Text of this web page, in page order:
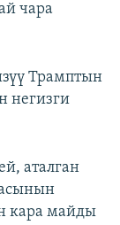
чара
Трамптын
негизги
аталган
кара майды